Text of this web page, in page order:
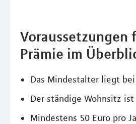
Voraussetzungen
Prämie im
Das Mindestalter liegt bei
Der ständige Wohnsitz
Mindestens 50 Euro pro